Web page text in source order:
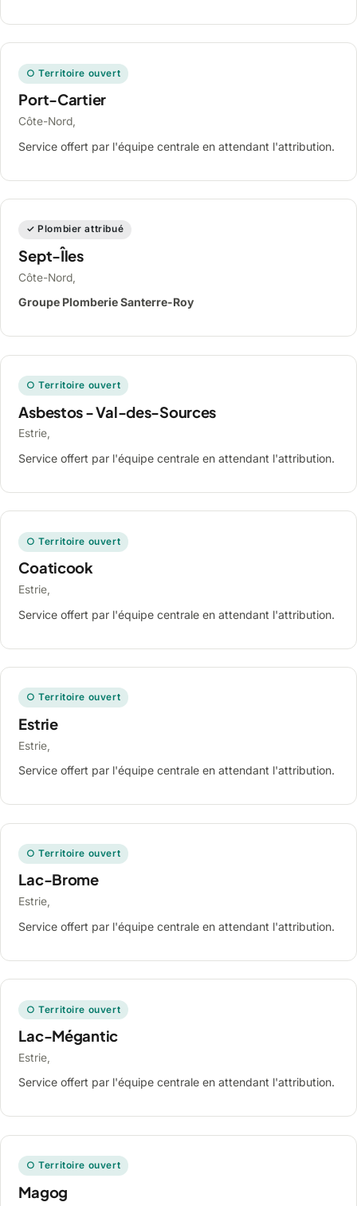
○ Territoire ouvert
Port-Cartier
Côte-Nord,
Service offert par l'équipe centrale en attendant l'attribution.
✓ Plombier attribué
Sept-Îles
Côte-Nord,
Groupe Plomberie Santerre-Roy
○ Territoire ouvert
Asbestos - Val-des-Sources
Estrie,
Service offert par l'équipe centrale en attendant l'attribution.
○ Territoire ouvert
Coaticook
Estrie,
Service offert par l'équipe centrale en attendant l'attribution.
○ Territoire ouvert
Estrie
Estrie,
Service offert par l'équipe centrale en attendant l'attribution.
○ Territoire ouvert
Lac-Brome
Estrie,
Service offert par l'équipe centrale en attendant l'attribution.
○ Territoire ouvert
Lac-Mégantic
Estrie,
Service offert par l'équipe centrale en attendant l'attribution.
○ Territoire ouvert
Magog